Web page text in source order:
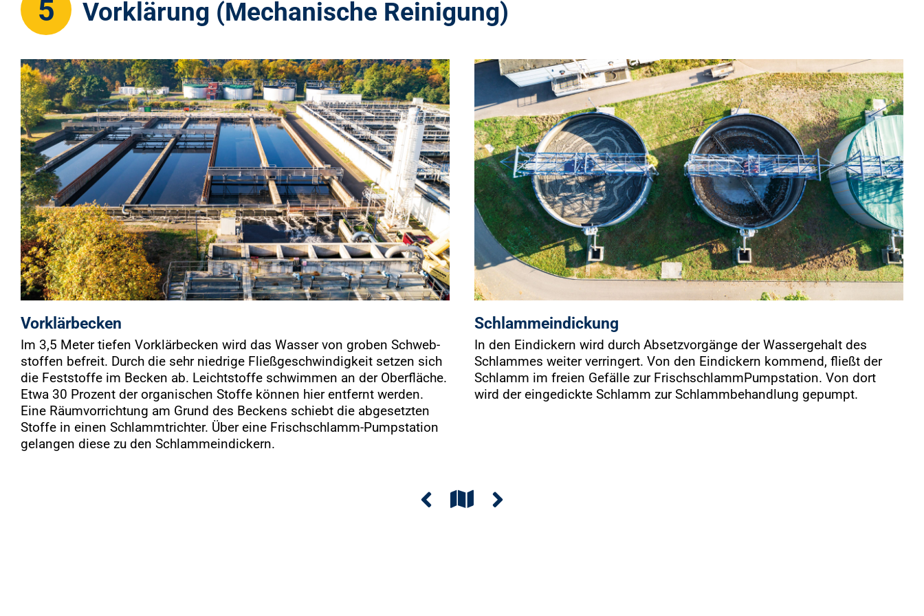
Tour
5 Vorklärung Mechanische Reinigung
Vorklärbecken
Im 3,5 Meter tiefen Vorklärbecken wird das Wasser von groben Schweb­
stoffen befreit. Durch die sehr niedrige Fließgeschwindigkeit setzen sich
die Feststoffe im Becken ab. Leichtstoffe schwimmen an der Oberfläche.
Etwa 30 Prozent der organischen Stoffe können hier entfernt werden.
Eine Räumvorrichtung am Grund des Beckens schiebt die abgesetzten
Stoffe in einen Schlammtrichter. Über eine Frischschlamm-­Pumpstation
gelangen diese zu den Schlammeindickern.
Schlammeindickung
In den Eindickern wird durch Absetzvorgänge der Wassergehalt des
Schlammes weiter verringert. Von den Eindickern kommend, fließt der
Schlamm im freien Gefälle zur Frischschlamm­Pumpstation. Von dort
wird der eingedickte Schlamm zur Schlammbehandlung gepumpt.
vorhergehende
Station
zurück
zum